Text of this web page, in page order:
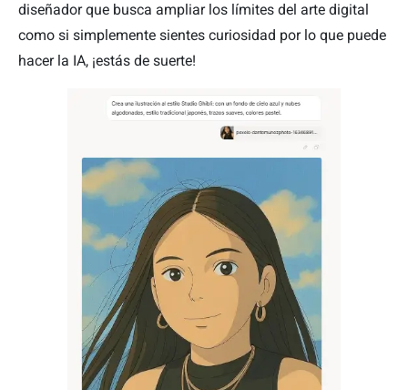
diseñador que busca ampliar los límites del arte digital
como si simplemente sientes curiosidad por lo que puede
hacer la IA, ¡estás de suerte!